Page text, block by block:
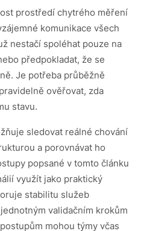
prostředí chytrého měření
komunikace všech
nestačí spoléhat pouze na
předpokladat, že se
Je potřeba průběžně
ověřovat, zda
stavu.
sledovat reálné chování
a porovnávat ho
popsané v tomto článku
využít jako praktický
stabilitu služeb
validačním krokům
mohou týmy včas